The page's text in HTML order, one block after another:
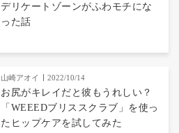
デリケートゾーンがふわモチにな
った話
山崎アオイ 2022/10/14
お尻がキレイだと彼もうれしい？
「WEEEDブリススクラブ」を使っ
たヒップケアを試してみた